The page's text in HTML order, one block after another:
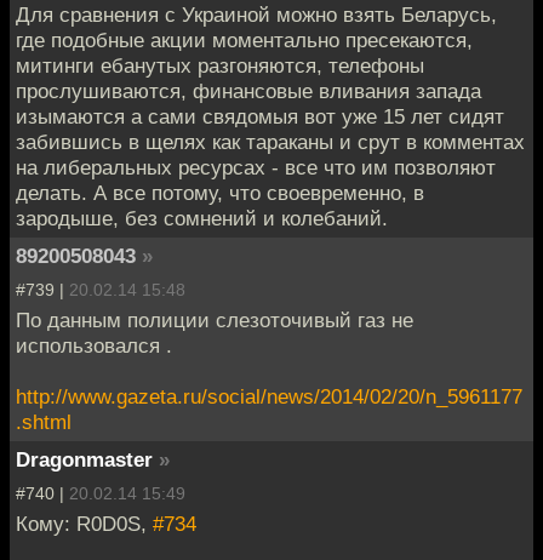
Для сравнения с Украиной можно взять Беларусь,
где подобные акции моментально пресекаются,
митинги ебанутых разгоняются, телефоны
прослушиваются, финансовые вливания запада
изымаются а сами свядомыя вот уже 15 лет сидят
забившись в щелях как тараканы и срут в комментах
на либеральных ресурсах - все что им позволяют
делать. А все потому, что своевременно, в
зародыше, без сомнений и колебаний.
89200508043 »
#739 | 20.02.14 15:48
По данным полиции слезоточивый газ не
использовался .
http://www.gazeta.ru/social/news/2014/02/20/n_5961177
.shtml
Dragonmaster »
#740 | 20.02.14 15:49
Кому: R0D0S, #734